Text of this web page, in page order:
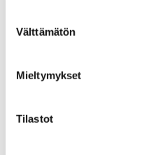
valinta
Välttämätön
Mieltymykset
Tilastot
Etusivu
Maauimala